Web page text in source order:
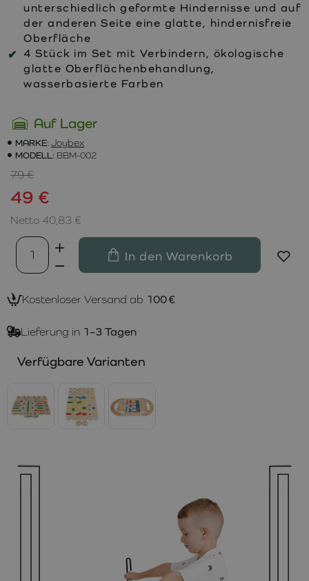
unterschiedlich geformte Hindernisse und auf
der anderen Seite eine glatte, hindernisfreie
Oberfläche
4 Stück im Set mit Verbindern, ökologische
glatte Oberflächenbehandlung,
wasserbasierte Farben
Auf Lager
MARKE: Joybex
MODELL: BBM-002
49 €
79 €
Netto 40,83 €
In den Warenkorb
Kostenloser Versand ab 100 €
Lieferung in 1–3 Tagen
Verfügbare Varianten